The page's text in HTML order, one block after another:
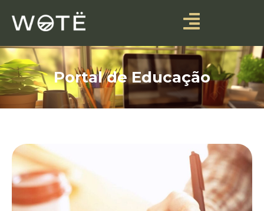
Portal de Educação